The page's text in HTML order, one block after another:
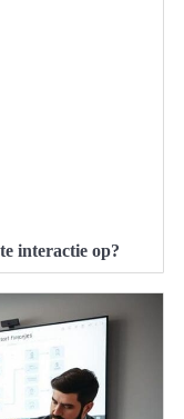
interactie op?